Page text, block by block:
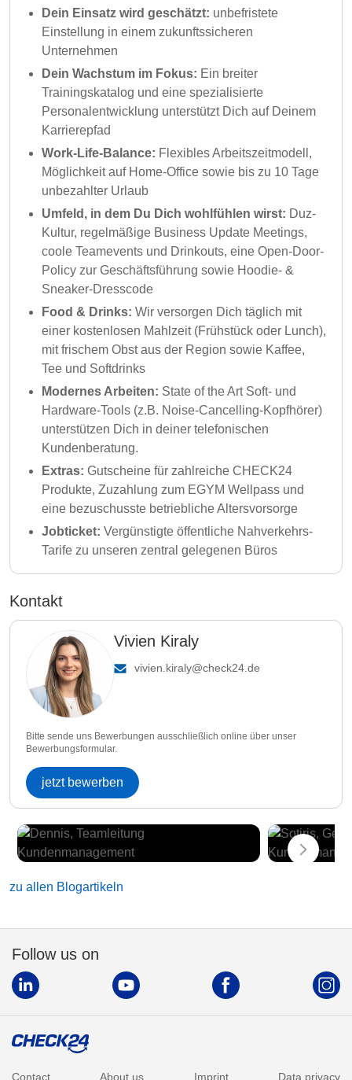
Dein Einsatz wird geschätzt: unbefristete
Einstellung in einem zukunftssicheren
Unternehmen
Dein Wachstum im Fokus: Ein breiter
Trainingskatalog und eine spezialisierte
Personalentwicklung unterstützt Dich auf Deinem
Karrierepfad
Work-Life-Balance: Flexibles Arbeitszeitmodell,
Möglichkeit auf Home-Office sowie bis zu 10 Tage
unbezahlter Urlaub
Umfeld, in dem Du Dich wohlfühlen wirst: Duz-
Kultur, regelmäßige Business Update Meetings,
coole Teamevents und Drinkouts, eine Open-Door-
Policy zur Geschäftsführung sowie Hoodie- &
Sneaker-Dresscode
Food & Drinks: Wir versorgen Dich täglich mit
einer kostenlosen Mahlzeit (Frühstück oder Lunch),
mit frischem Obst aus der Region sowie Kaffee,
Tee und Softdrinks
Modernes Arbeiten: State of the Art Soft- und
Hardware-Tools (z.B. Noise-Cancelling-Kopfhörer)
unterstützen Dich in deiner telefonischen
Kundenberatung.
Extras: Gutscheine für zahlreiche CHECK24
Produkte, Zuzahlung zum EGYM Wellpass und
eine bezuschusste betriebliche Altersvorsorge
Jobticket: Vergünstigte öffentliche Nahverkehrs-
Tarife zu unseren zentral gelegenen Büros
Kontakt
Vivien Kiraly
vivien.kiraly@check24.de
Bitte sende uns Bewerbungen ausschließlich online über unser
Bewerbungsformular.
jetzt bewerben
zu allen Blogartikeln
Follow us on
Contact About us Imprint Data privacy